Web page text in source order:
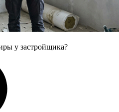
у застройщика?